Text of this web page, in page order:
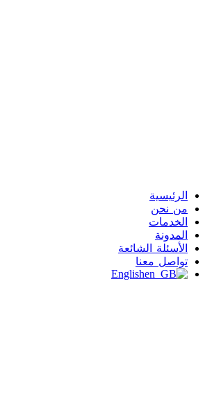
الرئيسية
من نحن
الخدمات
المدونة
الأسئلة الشائعة
تواصل معنا
English